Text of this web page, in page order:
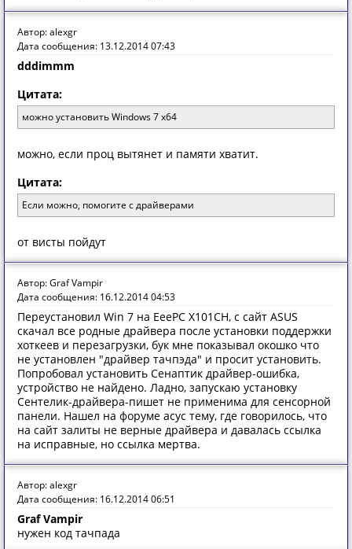
Автор: alexgr
Дата сообщения: 13.12.2014 07:43
dddimmm
Цитата:
можно установить Windоws 7 x64
можно, если проц вытянет и памяти хватит.
Цитата:
Если можно, помогите с драйверами
от висты пойдут
Автор: Graf Vampir
Дата сообщения: 16.12.2014 04:53
Переустановил Win 7 на EeePC X101CH, с сайт ASUS
cкачал все родные драйвера после установки поддержки
хоткеев и перезагрузки, бук мне показывал окошко что
не установлен "драйвер тачпэда" и просит установить.
Попробовал установить Сенаптик драйвер-ошибка,
устройство не найдено. Ладно, запускаю установку
Сентелик-драйвера-пишет не применима для сенсорной
панели. Нашел на форуме асус тему, где говорилось, что
на сайт залиты не верные драйвера и давалась ссылка
на исправные, но ссылка мертва.
Автор: alexgr
Дата сообщения: 16.12.2014 06:51
Graf Vampir
нужен код тачпада